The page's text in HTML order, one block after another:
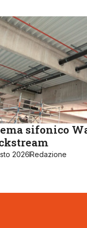
sifonico
2026Redazione